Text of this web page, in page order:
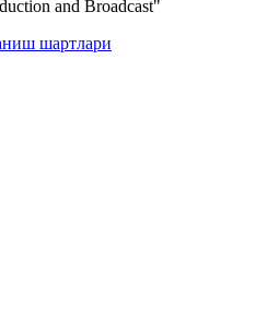
and Broadcast"
шартлари